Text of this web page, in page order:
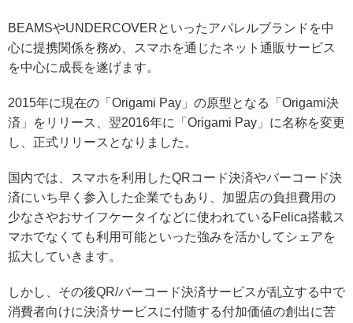
BEAMSやUNDERCOVERといったアパレルブランドを中
心に提携関係を務め、スマホを通じたネット通販サービス
を中心に成長を遂げます。
2015年に現在の「Origami Pay」の原型となる「Origami決
済」をリリース、翌2016年に「Origami Pay」に名称を変更
し、正式リリースとなりました。
国内では、
スマホを利用したQRコード決済やバーコード決
済にいち早く参入した企業でもあり、加盟店の負担費用の
少なさやおサイフケータイなどに使われているFelica搭載ス
マホでなくても利用可能といった強みを活かしてシェアを
拡大していきます。
しかし、その後QR/バーコード決済サービスが乱立する中で
消費者向けに決済サービスに付随する付加価値の創出に苦